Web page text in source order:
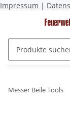
Impressum |
Messer Beile Tools